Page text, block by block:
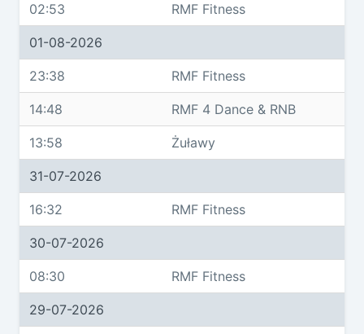
02:53 RMF Fitness
01-08-2026
23:38 RMF Fitness
14:48 RMF 4 Dance & RNB
13:58 Żuławy
31-07-2026
16:32 RMF Fitness
30-07-2026
08:30 RMF Fitness
29-07-2026